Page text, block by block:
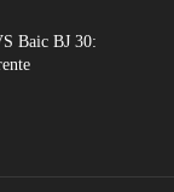
Baic BJ 30: